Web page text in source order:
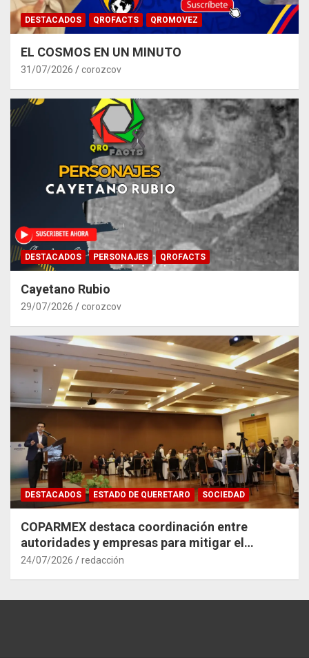
DESTACADOS QROFACTS QROMOVEZ
EL COSMOS EN UN MINUTO
31/07/2026 corozcov
DESTACADOS PERSONAJES QROFACTS
Cayetano Rubio
29/07/2026 corozcov
DESTACADOS ESTADO DE QUERETARO SOCIEDAD
COPARMEX destaca coordinación entre
autoridades y empresas para mitigar el
impacto del Tren México–Querétaro
24/07/2026 redacción